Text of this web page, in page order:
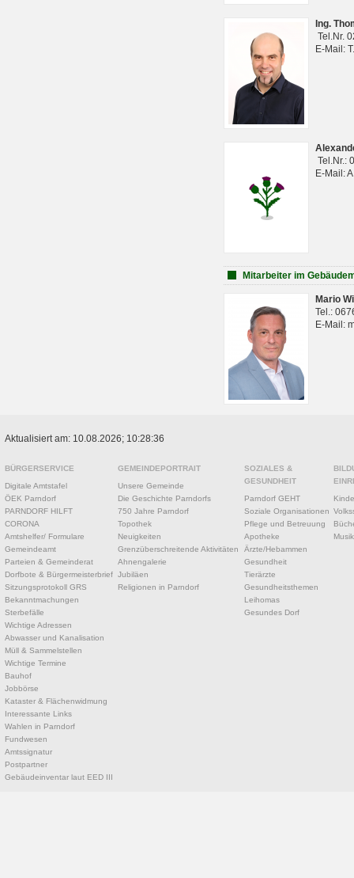
Ing.
Tel.Nr.
E-Mail:
Tel.Nr.:
E-Mail:
Mitarbeiter im
Mario
Tel.:
E-Mail:
Aktualisiert am: 10.08.2026; 10:28:36
BÜRGERSERVICE
Digitale Amtstafel
ÖEK Parndorf
PARNDORF HILFT
CORONA
Amtshelfer/ Formulare
Gemeindeamt
Parteien & Gemeinderat
Dorfbote & Bürgermeisterbrief
Sitzungsprotokoll GRS
Bekanntmachungen
Sterbefälle
Wichtige Adressen
Abwasser und Kanalisation
Müll & Sammelstellen
Wichtige Termine
Bauhof
Jobbörse
Kataster & Flächenwidmung
Interessante Links
Wahlen in Parndorf
Fundwesen
Amtssignatur
Postpartner
Gebäudeinventar laut EED III
GEMEINDEPORTRAIT
Unsere Gemeinde
Die Geschichte Parndorfs
750 Jahre Parndorf
Topothek
Neuigkeiten
Grenzüberschreitende Aktivitäten
Ahnengalerie
Jubiläen
Religionen in Parndorf
SOZIALES &
GESUNDHEIT
Parndorf GEHT
Soziale Organisationen
Pflege und Betreuung
Apotheke
Ärzte/Hebammen
Gesundheit
Tierärzte
Gesundheitsthemen
Leihomas
Gesundes Dorf